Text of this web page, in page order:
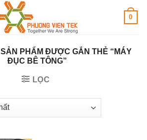
0
SẢN PHẨM ĐƯỢC GẮN THẺ “MÁY
ĐỤC BÊ TÔNG”
LỌC